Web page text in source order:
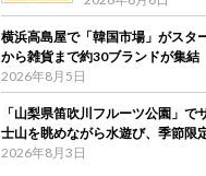
横浜高島屋で「韓国市場」がス
から雑貨まで約30ブランドが集結
2026年8月5日
「山梨県笛吹川フルーツ公園」
士山を眺めながら水遊び、季節限
2026年8月3日